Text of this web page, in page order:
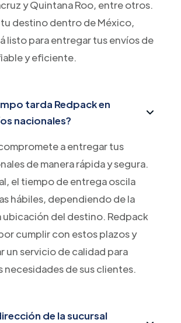
y Quintana Roo, entre otros.
tu destino dentro de México,
listo para entregar tus envíos de
y eficiente.
tarda Redpack en
nacionales?
a entregar tus
de manera rápida y segura.
el tiempo de entrega oscila
hábiles, dependiendo de la
ubicación del destino. Redpack
cumplir con estos plazos y
un servicio de calidad para
necesidades de sus clientes.
de la sucursal